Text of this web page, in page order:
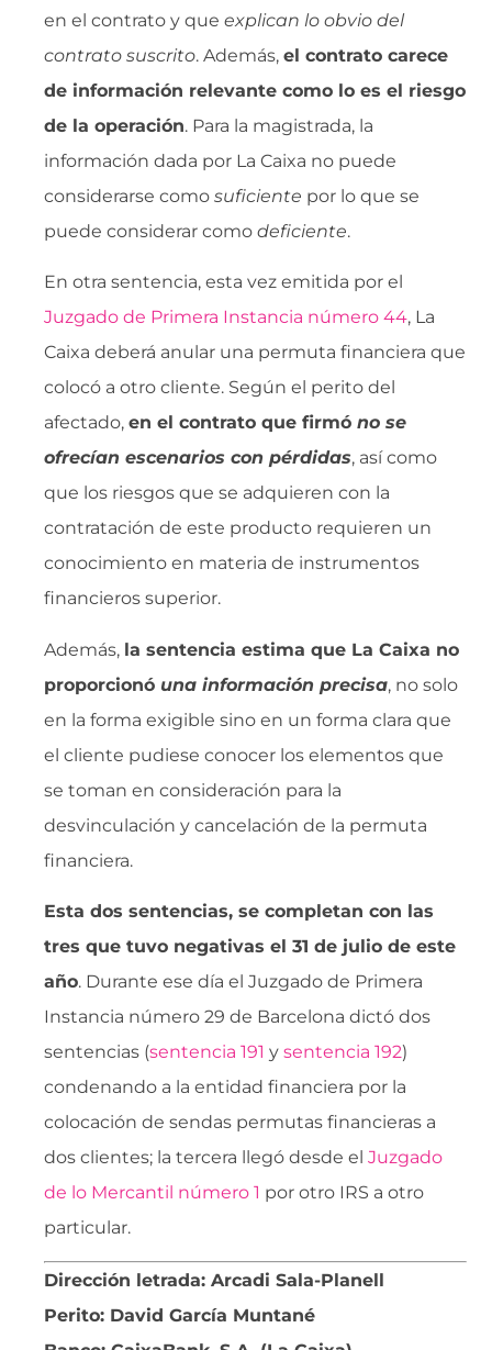
en el contrato y que  explican lo obvio del
contrato suscrito. Además, el contrato carece
de información relevante como lo es el riesgo
de la operación. Para la magistrada, la
información dada por La Caixa no puede
considerarse como  suficiente  por lo que se
puede considerar como  deficiente.
En otra sentencia, esta vez emitida por el
Juzgado de Primera Instancia número 44, La
Caixa deberá anular una permuta financiera que
colocó a otro cliente. Según el perito del
afectado, en el contrato que firmó  no se
ofrecían escenarios con pérdidas, así como
que los riesgos que se adquieren con la
contratación de este producto requieren un
conocimiento en materia de instrumentos
financieros superior.
Además, la sentencia estima que La Caixa no
proporcionó  una información precisa, no solo
en la forma exigible sino en un forma clara que
el cliente pudiese conocer los elementos que
se toman en consideración para la
desvinculación y cancelación de la permuta
financiera.
Esta dos sentencias, se completan con las
tres que tuvo negativas el 31 de julio de este
año. Durante ese día el Juzgado de Primera
Instancia número 29 de Barcelona dictó dos
sentencias (sentencia 191 y sentencia 192)
condenando a la entidad financiera por la
colocación de sendas permutas financieras a
dos clientes; la tercera llegó desde el Juzgado
de lo Mercantil número 1 por otro IRS a otro
particular.
Dirección letrada: Arcadi Sala-Planell
Perito: David García Muntané